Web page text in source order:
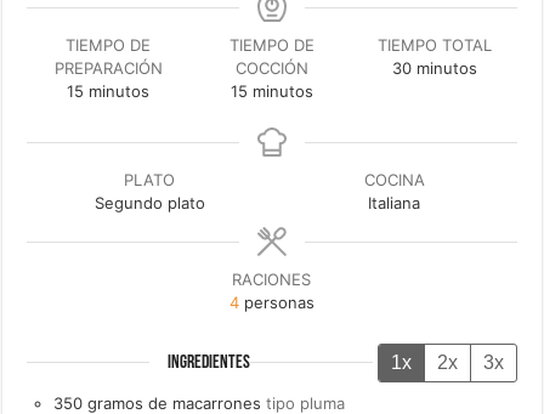
TIEMPO DE
PREPARACIÓN
15 minutos
minutos
TIEMPO DE
COCCIÓN
15minutos
minutos
TIEMPO TOTAL
30minutos
minutos
PLATO
Segundo plato
COCINA
Italiana
RACIONES
4 personas
INGREDIENTES 1x 2x 3x
350 gramos de macarrones tipo pluma